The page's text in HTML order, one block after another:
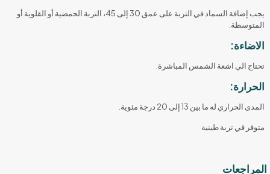
يجب إضافة السماد في التربة على عمق 30 إلى 45، التربة الحمضية أو القلوية أو
المتوسطة.
الاضاءة:
تحتاج الي اشعة الشمس المباشرة.
الحرارة:
المدى الحراري له ما بين 13 إلى 20 درجة مئوية.
متوفر في تربة طينية
المراجعات